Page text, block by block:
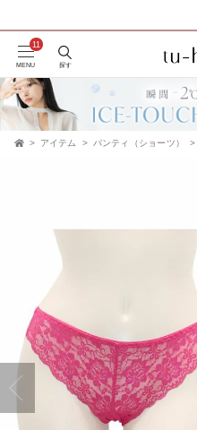
会員登録で今すぐ使
MENU 探す
アイテム パンティ（ショーツ）